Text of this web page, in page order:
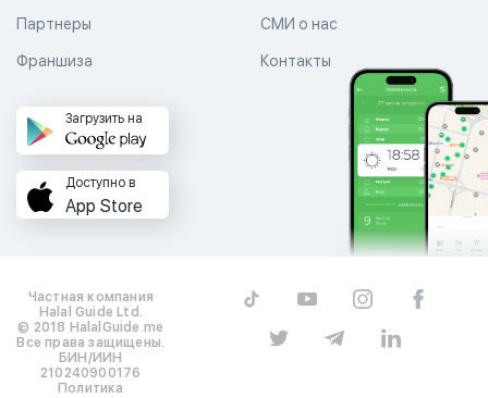
СМИ о нас
Контакты
Партнеры
Франшиза
Загрузить на
Доступно в
App Store
Частная компания
Halal Guide Ltd.
© 2018 HalalGuide.me
Все права защищены.
БИН/ИИН
210240900176
Политика